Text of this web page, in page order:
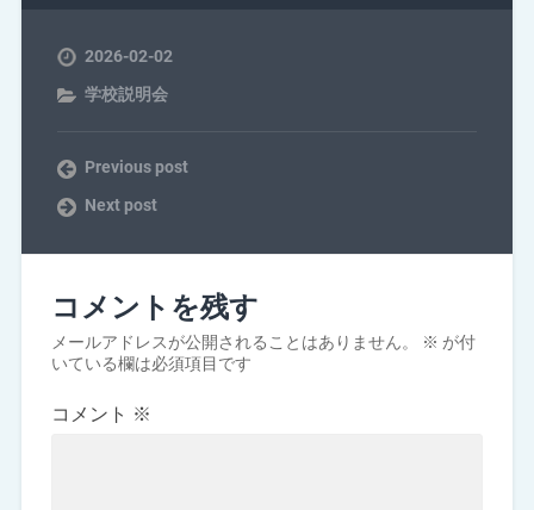
2026-02-02
学校説明会
Previous post
Next post
コメントを残す
メールアドレスが公開されることはありません。 ※ が付
いている欄は必須項目です
コメント ※